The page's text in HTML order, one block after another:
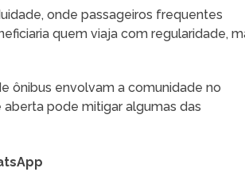
onde passageiros frequentes
quem viaja com regularidade,
ônibus envolvam a comunidade no
pode mitigar algumas das